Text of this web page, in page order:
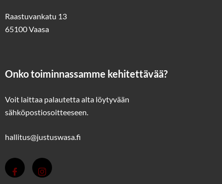
Raastuvankatu 13
65100 Vaasa
Onko toiminnassamme kehitettävää?
Voit laittaa palautetta alta löytyvään
sähköpostiosoitteeseen.
hallitus@justuswasa.fi